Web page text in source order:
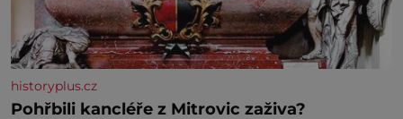
historyplus.cz
Pohřbili kancléře z Mitrovic zaživa?